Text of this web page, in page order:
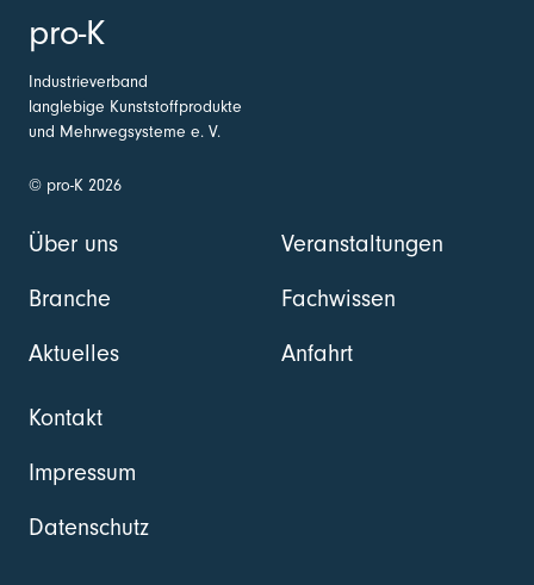
pro-K
Industrieverband
langlebige Kunststoffprodukte
und Mehrwegsysteme e. V.
© pro-K 2026
Über uns
Branche
Aktuelles
Veranstaltungen
Fachwissen
Anfahrt
Kontakt
Impressum
Datenschutz